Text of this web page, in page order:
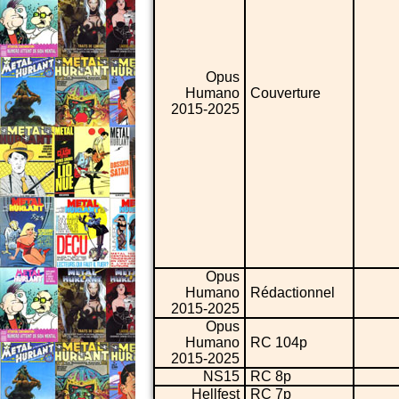
Opus
Humano
2015-2025
Couverture
Opus
Humano
2015-2025
Rédactionnel
Opus
Humano
2015-2025
RC 104p
NS15
RC 8p
Hellfest
RC 7p